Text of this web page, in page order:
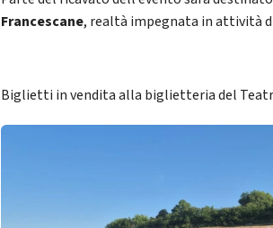
Francescane, realtà impegnata in attività
Biglietti in vendita alla biglietteria del